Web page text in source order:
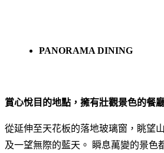
PANORAMA DINING
賞心悅目的地點，擁有壯觀景色的餐
從延伸至天花板的落地玻璃窗，眺望
及一望無際的藍天。 瞬息萬變的景色